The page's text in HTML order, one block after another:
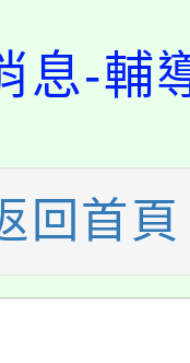
動會8/
舉行。
戶享有免
低收入戶
情可洽有
及科技中
習
及科技
案入校路
專業人
息-輔
回首頁